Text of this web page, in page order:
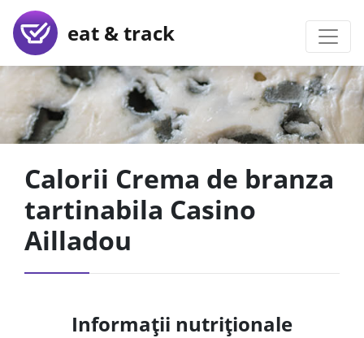
eat & track
Calorii Crema de branza
tartinabila Casino
Ailladou
Informații nutriționale